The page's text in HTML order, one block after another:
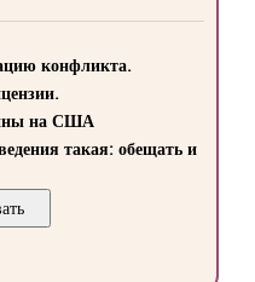
конфликта.
на США
такая: обещать и